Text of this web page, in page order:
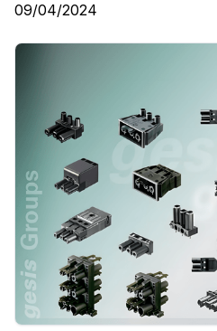
09/04/2024